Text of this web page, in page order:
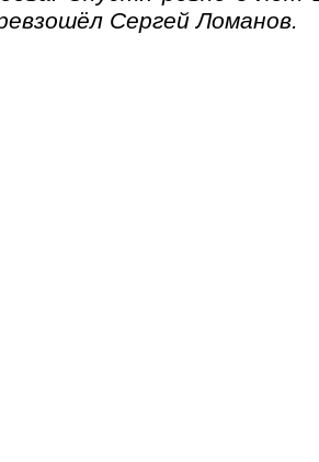
Сергей Ломанов.